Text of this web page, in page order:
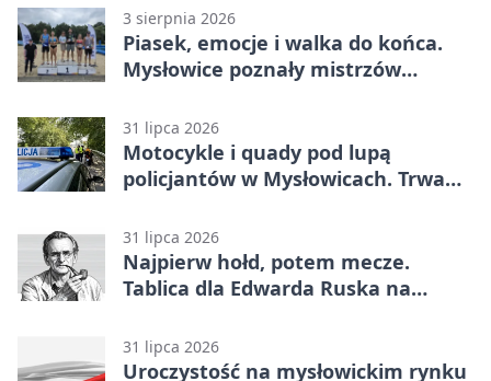
3 sierpnia 2026
Piasek, emocje i walka do końca.
Mysłowice poznały mistrzów
31 lipca 2026
Motocykle i quady pod lupą
policjantów w Mysłowicach. Trwa
31 lipca 2026
Najpierw hołd, potem mecze.
Tablica dla Edwarda Ruska na
31 lipca 2026
Uroczystość na mysłowickim rynku